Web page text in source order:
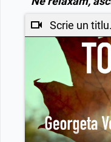
Scrie un